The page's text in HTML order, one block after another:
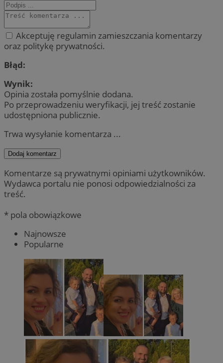
Akceptuję regulamin zamieszczania komentarzy
oraz politykę prywatności.
Błąd:
Wynik:
Opinia została pomyślnie dodana.
Po przeprowadzeniu weryfikacji, jej treść zostanie
udostępniona publicznie.
Trwa wysyłanie komentarza ...
Dodaj komentarz
Komentarze są prywatnymi opiniami użytkowników.
Wydawca portalu nie ponosi odpowiedzialności za
treść.
* pola obowiązkowe
Najnowsze
Popularne